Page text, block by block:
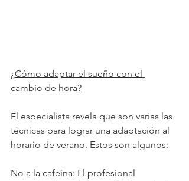
¿Cómo adaptar el sueño con el
cambio de hora?
El especialista revela que son varias las
técnicas para lograr una adaptación al
horario de verano. Estos son algunos:
No a la cafeína: El profesional